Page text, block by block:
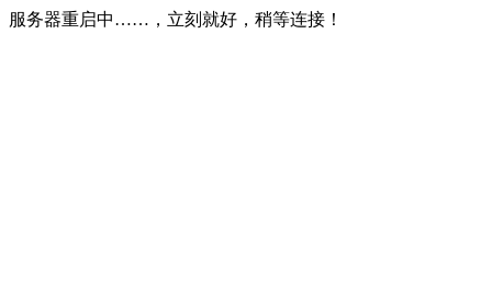
服务器重启中……，立刻就好，稍等连接！